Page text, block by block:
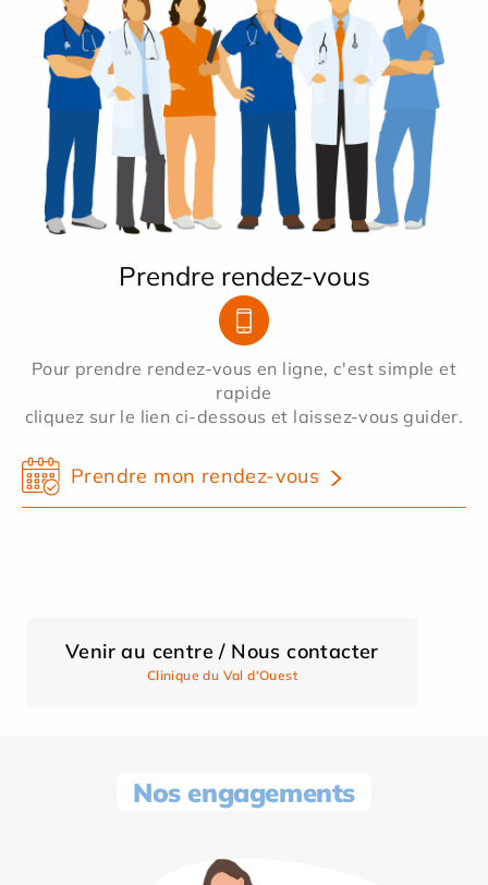
Prendre rendez-vous
Pour prendre rendez-vous en ligne, c'est simple et
rapide
cliquez sur le lien ci-dessous et laissez-vous guider.
Prendre mon rendez-vous
Venir au centre / Nous contacter
Clinique du Val d'Ouest
Nos engagements